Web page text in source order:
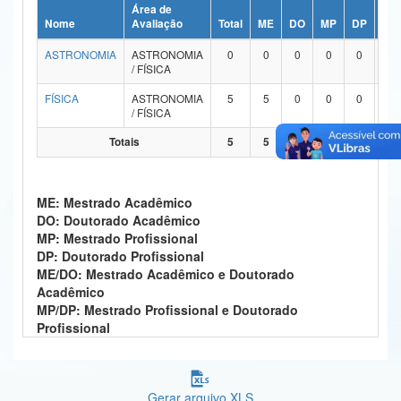
Ministério da Ciência, Tecnologia, Inovações e Comunicações
Ministério do Meio Ambiente
Ministério do Turismo
Ministério do Desenvolvimento Regional
Ministério da Mulher, da Família e dos Direitos Humanos
Secretaria-Geral
Secretaria de Governo
Gabinete de Segurança Institucional
Nome
Área de
Avaliação
Total ME DO MP DP
ASTRONOMIA
ASTRONOMIA
/ FÍSICA
0 0 0 0 0
FÍSICA
ASTRONOMIA
/ FÍSICA
5 5 0 0 0
Totais 5 5 0 0 0
ME: Mestrado Acadêmico
DO: Doutorado Acadêmico
MP: Mestrado Profissional
DP: Doutorado Profissional
ME/DO: Mestrado Acadêmico e Doutorado
Acadêmico
MP/DP: Mestrado Profissional e Doutorado
Profissional
Gerar arquivo XLS